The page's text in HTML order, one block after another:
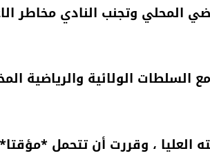
وتجنب النادي مخاطر
الولائية والرياضية
العليا ، وقررت أن تتحمل